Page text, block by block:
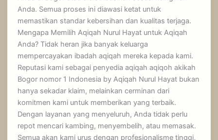
Anda. Semua proses ini diawasi ketat untuk
memastikan standar kebersihan dan kualitas terjaga.
Mengapa Memilih Aqiqah Nurul Hayat untuk Aqiqah
Anda? Tidak heran jika banyak keluarga
mempercayakan ibadah aqiqah mereka kepada kami.
Reputasi kami sebagai penyedia aqiqah aqiqoh akikah
Bogor nomor 1 Indonesia by Aqiqah Nurul Hayat bukan
hanya sekadar klaim, melainkan cerminan dari
komitmen kami untuk memberikan yang terbaik.
Dengan layanan yang menyeluruh, Anda tidak perlu
repot mencari kambing, menyembelih, atau memasak.
Semua akan kami urus dengan profesionalisme tinggi,